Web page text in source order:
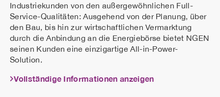
Industriekunden von den außergewöhnlichen Full-
Service-Qualitäten: Ausgehend von der Planung, über
den Bau, bis hin zur wirtschaftlichen Vermarktung
durch die Anbindung an die Energiebörse bietet NGEN
seinen Kunden eine einzigartige All-in-Power-
Solution.
Vollständige Informationen anzeigen